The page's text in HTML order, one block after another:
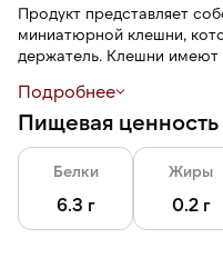
Продукт представляет
миниатюрной клешни,
держатель. Клешни
При запекании панировка
и рассыпчатой.
Подробнее
Пищевая ценность
Белки
6.3 г
Жиры
0.2 г